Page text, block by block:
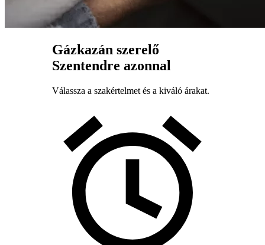
Gázkazán szerelő
Szentendre azonnal
Válassza a szakértelmet és a kiváló árakat.